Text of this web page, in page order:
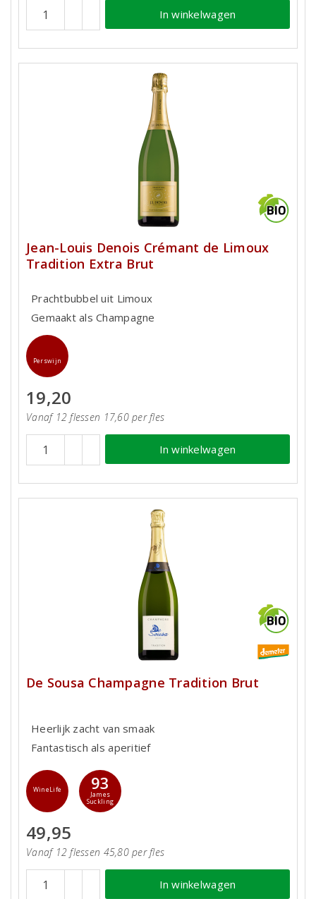
In winkelwagen
Jean-Louis Denois Crémant de Limoux
Tradition Extra Brut
Prachtbubbel uit Limoux
Gemaakt als Champagne
Perswijn
19,20
Vanaf 12 flessen 17,60 per fles
In winkelwagen
De Sousa Champagne Tradition Brut
Heerlijk zacht van smaak
Fantastisch als aperitief
WineLife 93
James
Suckling
49,95
Vanaf 12 flessen 45,80 per fles
In winkelwagen